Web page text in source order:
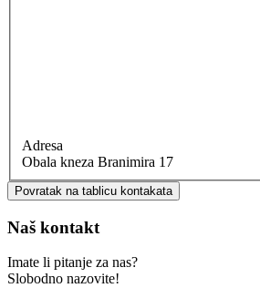
Adresa
Obala kneza Branimira 17
Povratak na tablicu kontakata
Naš kontakt
Imate li pitanje za nas?
Slobodno nazovite!